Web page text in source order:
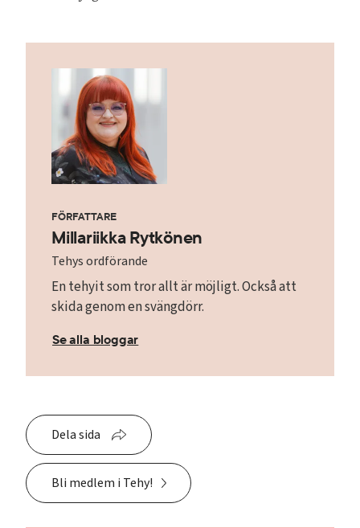
FÖRFATTARE
Millariikka Rytkönen
Tehys ordförande
En tehyit som tror allt är möjligt. Också att
skida genom en svängdörr.
Se alla bloggar
Dela sida
Bli medlem i Tehy!